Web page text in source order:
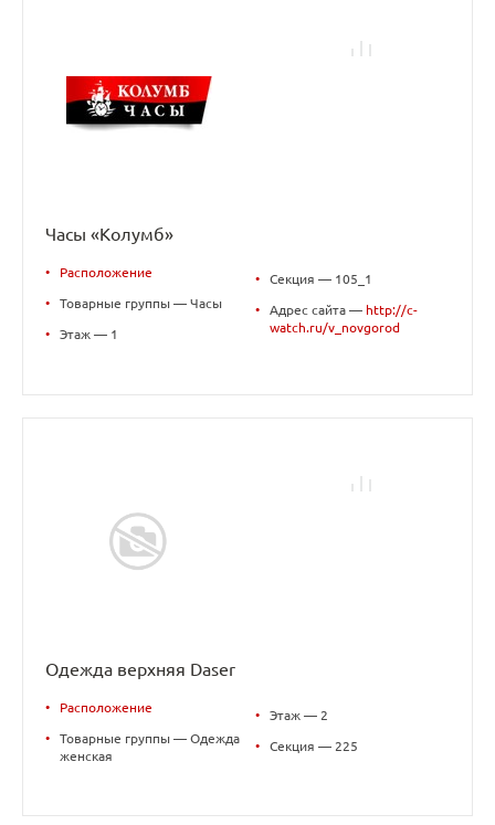
Часы «Колумб»
• Расположение
• Товарные группы — Часы
• Этаж — 1
• Секция — 105_1
• Адрес сайта — http://c-
watch.ru/v_novgorod
Одежда верхняя Daser
• Расположение
•
Товарные группы — Одежда
женская
• Этаж — 2
• Секция — 225